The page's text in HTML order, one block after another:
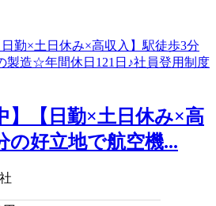
】【日勤×土日休み×高
の好立地で航空機...